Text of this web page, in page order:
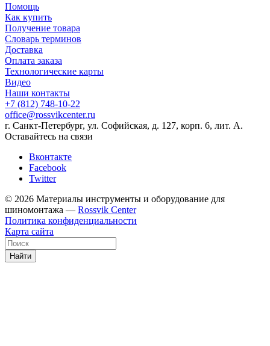
Помощь
Как купить
Получение товара
Словарь терминов
Доставка
Оплата заказа
Технологические карты
Видео
Наши контакты
+7 (812) 748-10-22
office@rossvikcenter.ru
г. Санкт-Петербург, ул. Софийская, д. 127, корп. 6, лит. А.
Оставайтесь на связи
Вконтакте
Facebook
Twitter
© 2026 Материалы инструменты и оборудование для
шиномонтажа — Rossvik Center
Политика конфиденциальности
Карта сайта
Найти